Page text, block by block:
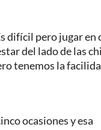
difícil pero jugar en
del lado de las
tenemos la
ocasiones y esa